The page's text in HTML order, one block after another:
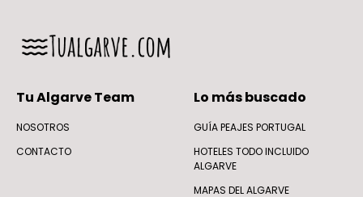
Tu Algarve Team
NOSOTROS
CONTACTO
Lo más buscado
GUÍA PEAJES PORTUGAL
HOTELES TODO INCLUIDO
ALGARVE
MAPAS DEL ALGARVE